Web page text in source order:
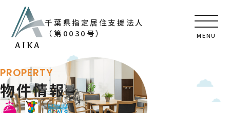
千葉県指定居住支援法人
（第0030号）
MENU
PROPERTY
物件情報